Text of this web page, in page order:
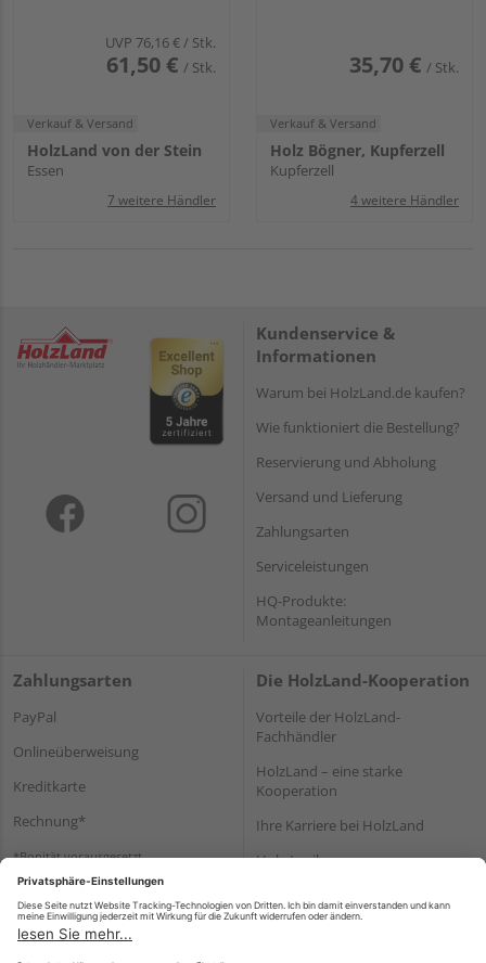
UVP 76,16 €/ Stk.
61,50 € / Stk.
Verkauf & Versand
HolzLand von der Stein
Essen
7 weitere Händler
35,70 € / Stk.
Verkauf & Versand
Holz Bögner, Kupferzell
Kupferzell
4 weitere Händler
Kundenservice &
Informationen
Warum bei HolzLand.de kaufen?
Wie funktioniert die Bestellung?
Reservierung und Abholung
Versand und Lieferung
Zahlungsarten
Serviceleistungen
HQ-Produkte:
Montageanleitungen
Zahlungsarten
PayPal
Onlineüberweisung
Kreditkarte
Rechnung*
*Bonität vorausgesetzt
Die HolzLand-Kooperation
Vorteile der HolzLand-
Fachhändler
HolzLand – eine starke
Kooperation
Ihre Karriere bei HolzLand
Holz-Lexikon